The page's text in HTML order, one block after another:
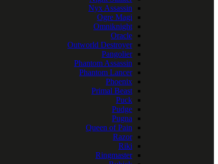
Nyx Assassin
Ogre Magi
Omniknight
Oracle
Outworld Destroyer
Pangolier
Phantom Assassin
Phantom Lancer
Phoenix
Primal Beast
Puck
Pudge
Pugna
Queen of Pain
Razor
Riki
Ringmaster